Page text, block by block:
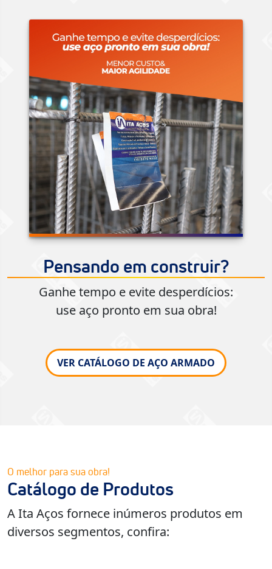
Pensando em construir?
Ganhe tempo e evite desperdícios:
use aço pronto em sua obra!
VER CATÁLOGO DE AÇO ARMADO
O melhor para sua obra!
Catálogo de Produtos
A Ita Aços fornece inúmeros produtos em
diversos segmentos, confira: